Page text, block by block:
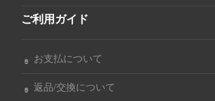
ご利用ガイド
お支払について
返品/交換について